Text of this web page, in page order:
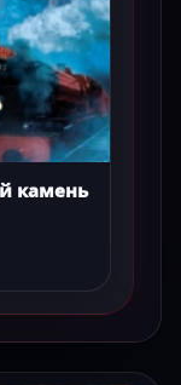
камень